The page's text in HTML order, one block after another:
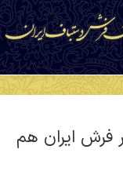
فرش ایران هم